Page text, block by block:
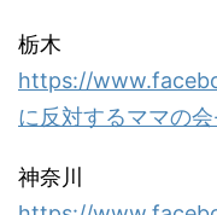
栃木
https://
に反対するママの
神奈川